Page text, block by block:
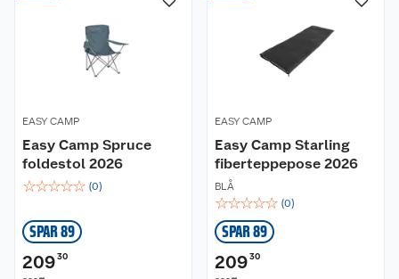
EASY CAMP
Easy Camp Spruce
foldestol 2026
☆☆☆☆☆ (0)
SPAR 89
20930
EASY CAMP
Easy Camp Starling
fiberteppepose 2026
BLÅ
☆☆☆☆☆ (0)
SPAR 89
20930